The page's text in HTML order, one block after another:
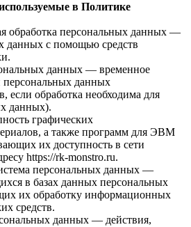
в Политике
обработка персональных данных —
данных с помощью средств
данных — временное
персональных данных
если обработка необходима для
данных).
графических
а также программ для ЭВМ
их доступность в сети
https://rk-monstro.ru.
персональных данных —
в базах данных персональных
их обработку информационных
средств.
данных — действия,